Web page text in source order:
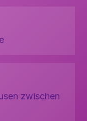
zwischen